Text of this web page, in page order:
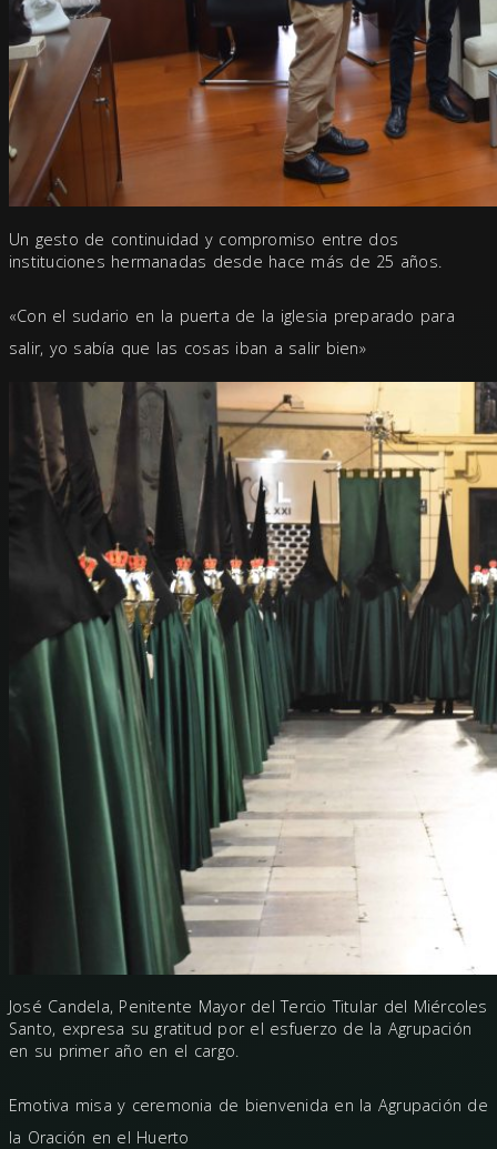
Un gesto de continuidad y compromiso entre dos
instituciones hermanadas desde hace más de 25 años.
«Con el sudario en la puerta de la iglesia preparado para
salir, yo sabía que las cosas iban a salir bien»
José Candela, Penitente Mayor del Tercio Titular del Miércoles
Santo, expresa su gratitud por el esfuerzo de la Agrupación
en su primer año en el cargo.
Emotiva misa y ceremonia de bienvenida en la Agrupación de
la Oración en el Huerto